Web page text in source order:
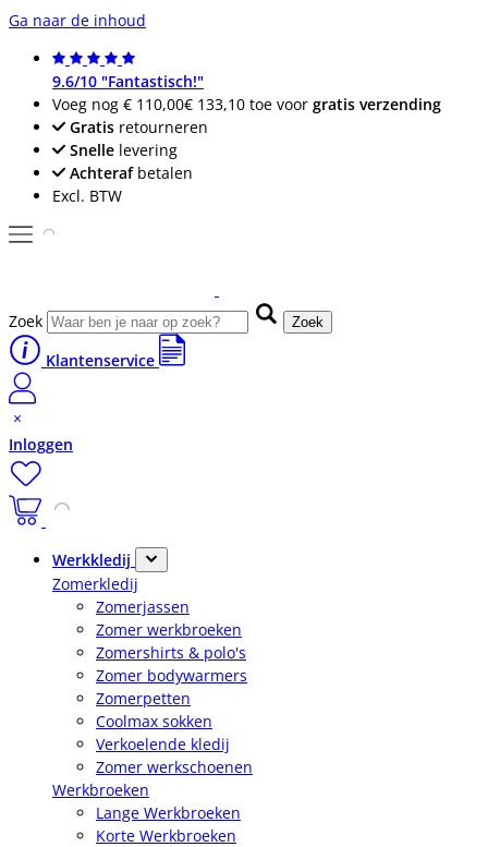
Ga naar de inhoud
9.6/10 "Fantastisch!"
Voeg nog € 110,00€ 133,10 toe voor gratis verzending
Gratis retourneren
Snelle levering
Achterafbetalen
Excl. BTW
Zoek Zoek
Klantenservice
Inloggen
Werkkledij
Zomerkledij
Zomerjassen
Zomer werkbroeken
Zomershirts & polo's
Zomer bodywarmers
Zomerpetten
Coolmax sokken
Verkoelende kledij
Zomer werkschoenen
Werkbroeken
Lange Werkbroeken
Korte Werkbroeken